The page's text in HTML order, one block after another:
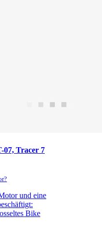
07, Tracer 7
und eine
Bike